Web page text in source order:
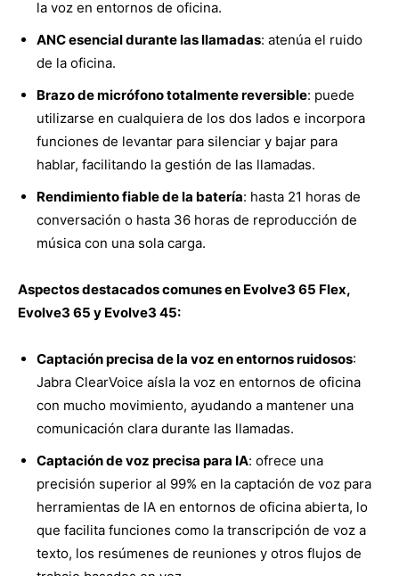
la voz en entornos de oficina.
ANC esencial durante las llamadas: atenúa el ruido
de la oficina.
Brazo de micrófono totalmente reversible: puede
utilizarse en cualquiera de los dos lados e incorpora
funciones de levantar para silenciar y bajar para
hablar, facilitando la gestión de las llamadas.
Rendimiento fiable de la batería: hasta 21 horas de
conversación o hasta 36 horas de reproducción de
música con una sola carga.
Aspectos destacados comunes en Evolve3 65 Flex,
Evolve3 65 y Evolve3 45:
Captación precisa de la voz en entornos ruidosos:
Jabra ClearVoice aísla la voz en entornos de oficina
con mucho movimiento, ayudando a mantener una
comunicación clara durante las llamadas.
Captación de voz precisa para IA: ofrece una
precisión superior al 99% en la captación de voz para
herramientas de IA en entornos de oficina abierta, lo
que facilita funciones como la transcripción de voz a
texto, los resúmenes de reuniones y otros flujos de